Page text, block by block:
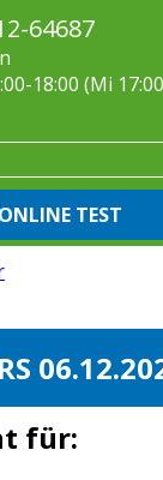
64687
18:00 (Mi
ONLINE TEST
für: